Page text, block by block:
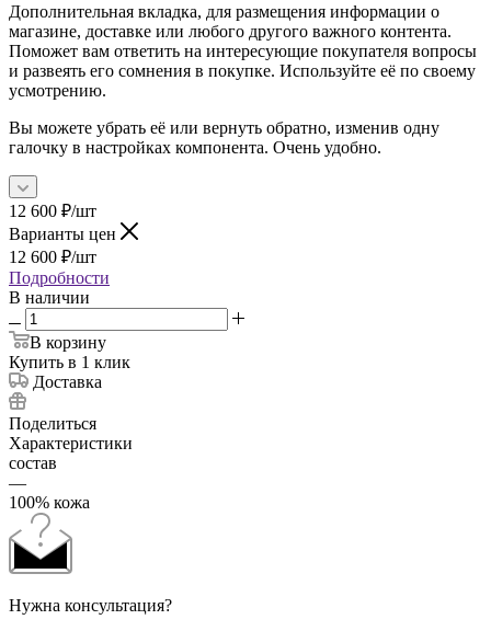
Дополнительная вкладка, для размещения информации о
магазине, доставке или любого другого важного контента.
Поможет вам ответить на интересующие покупателя вопросы
и развеять его сомнения в покупке. Используйте её по своему
усмотрению.
Вы можете убрать её или вернуть обратно, изменив одну
галочку в настройках компонента. Очень удобно.
12 600 ₽/шт
Варианты цен
12 600 ₽/шт
Подробности
В наличии
В корзину
Купить в 1 клик
Доставка
Поделиться
Характеристики
состав
—
100% кожа
Нужна консультация?